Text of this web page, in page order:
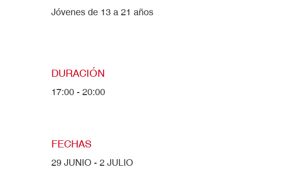
Jóvenes de 13 a 21 años
DURACIÓN
17:00 - 20:00
FECHAS
29 JUNIO - 2 JULIO